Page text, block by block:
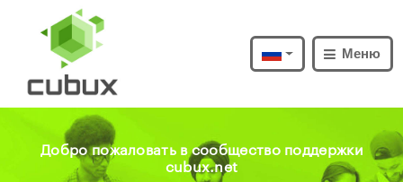
Меню
Добро пожаловать в сообщество поддержки
cubux.net